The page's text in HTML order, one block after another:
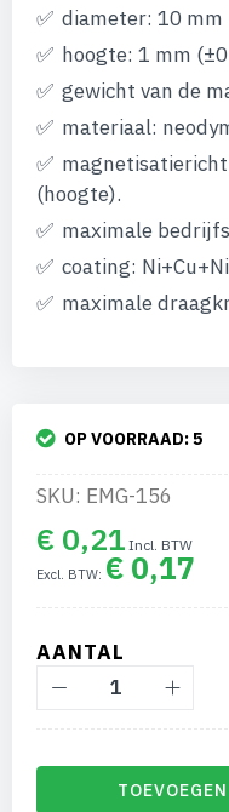
diameter: 10 mm
hoogte: 1 mm
gewicht van de
materiaal:
(hoogte).
maximale
coating:
maximale
OP VOORRAAD:5
SKU: EMG-156
€ 0,21
€ 0,17
AANTAL